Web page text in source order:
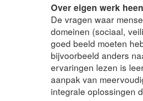
Over eigen werk
De vragen waar
domeinen (sociaal,
goed beeld moeten
bijvoorbeeld anders
ervaringen lezen is
aanpak van
integrale oplossingen